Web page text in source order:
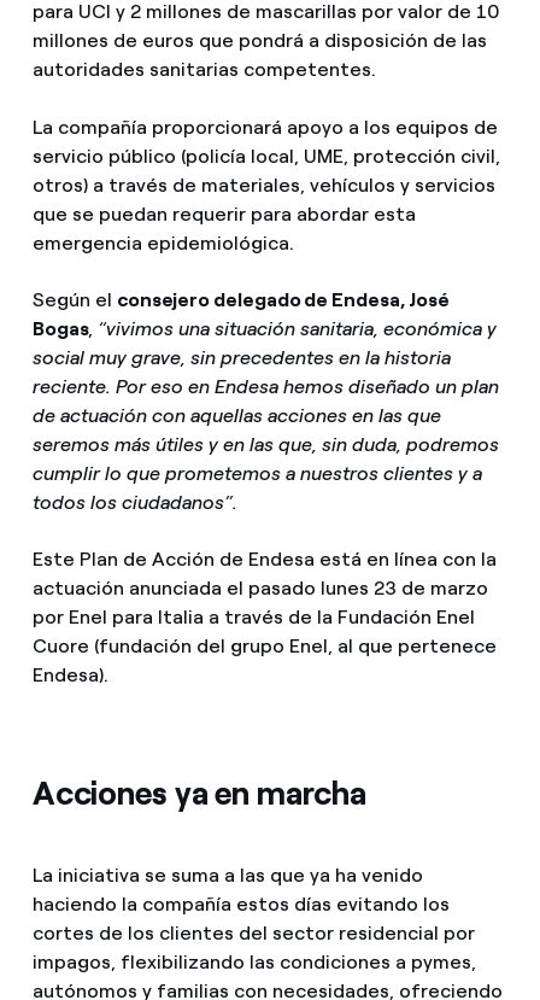
para UCI y 2 millones de mascarillas por valor de 10
millones de euros que pondrá a disposición de las
autoridades sanitarias competentes.
La compañía proporcionará apoyo a los equipos de
servicio público (policía local, UME, protección civil,
otros) a través de materiales, vehículos y servicios
que se puedan requerir para abordar esta
emergencia epidemiológica.
Según el consejero delegado de Endesa, José
Bogas, “vivimos una situación sanitaria, económica y
social muy grave, sin precedentes en la historia
reciente. Por eso en Endesa hemos diseñado un plan
de actuación con aquellas acciones en las que
seremos más útiles y en las que, sin duda, podremos
cumplir lo que prometemos a nuestros clientes y a
todos los ciudadanos”.
Este Plan de Acción de Endesa está en línea con la
actuación anunciada el pasado lunes 23 de marzo
por Enel para Italia a través de la Fundación Enel
Cuore (fundación del grupo Enel, al que pertenece
Endesa).
Acciones ya en marcha
La iniciativa se suma a las que ya ha venido
haciendo la compañía estos días evitando los
cortes de los clientes del sector residencial por
impagos, flexibilizando las condiciones a pymes,
autónomos y familias con necesidades, ofreciendo